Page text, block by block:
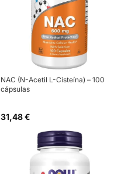
NAC (N-Acetil L-Cisteína) – 100
cápsulas
31,48 €